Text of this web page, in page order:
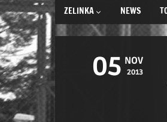
ZELINKA NEWS
05 NOV
2013